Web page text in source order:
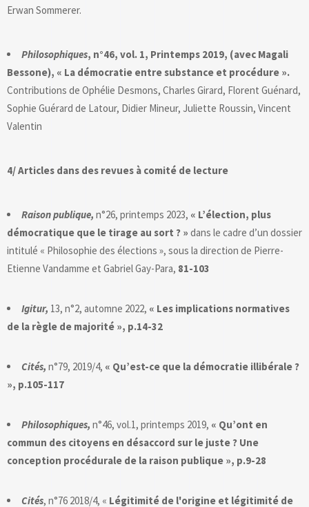
Erwan Sommerer.
Philosophiques, n°46, vol. 1, Printemps 2019, (avec Magali
Bessone), « La démocratie entre substance et procédure ».
Contributions de Ophélie Desmons, Charles Girard, Florent Guénard,
Sophie Guérard de Latour, Didier Mineur, Juliette Roussin, Vincent
Valentin
4/ Articles dans des revues à comité de lecture
Raison publique, n°26, printemps 2023, « L’élection, plus
démocratique que le tirage au sort ? » dans le cadre d’un dossier
intitulé « Philosophie des élections », sous la direction de Pierre-
Etienne Vandamme et Gabriel Gay-Para, 81-103
Igitur, 13, n°2, automne 2022, « Les implications normatives
de la règle de majorité », p.14-32
Cités, n°79, 2019/4, « Qu’est-ce que la démocratie illibérale ?
», p.105-117
Philosophiques, n°46, vol.1, printemps 2019, « Qu’ont en
commun des citoyens en désaccord sur le juste ? Une
conception procédurale de la raison publique », p.9-28
Cités, n°76 2018/4, « Légitimité de l'origine et légitimité de